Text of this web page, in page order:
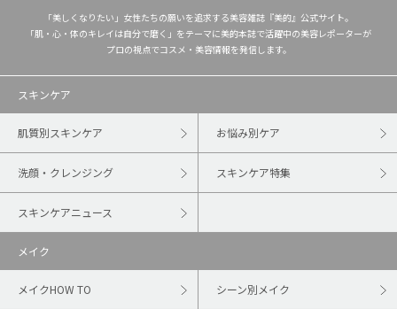
「美しくなりたい」女性たちの願いを追求する美容雑誌『美的』公式サイト。
「肌・心・体のキレイは自分で磨く」をテーマに美的本誌で活躍中の美容レポーターが
プロの視点でコスメ・美容情報を発信します。
スキンケア
肌質別スキンケア お悩み別ケア
洗顔・クレンジング スキンケア特集
スキンケアニュース
メイク
メイクHOW TO シーン別メイク